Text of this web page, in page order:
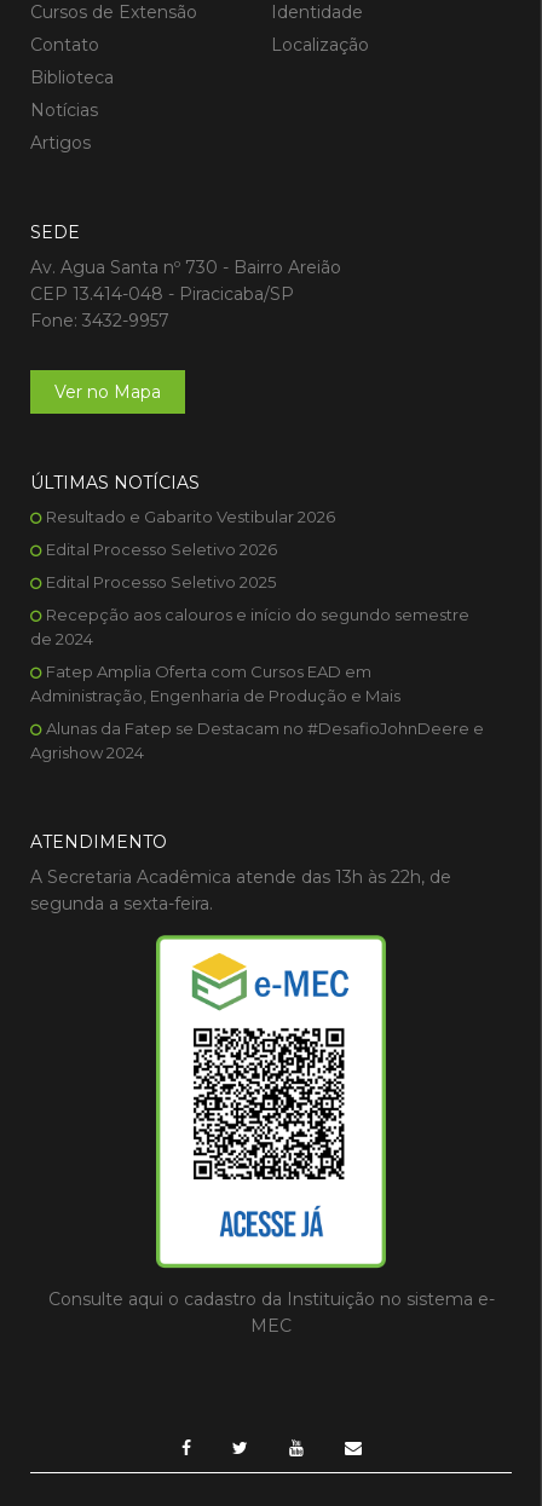
Cursos de Extensão
Contato
Biblioteca
Notícias
Artigos
Identidade
Localização
SEDE
Av. Agua Santa nº 730 - Bairro Areião
CEP 13.414-048 - Piracicaba/SP
Fone: 3432-9957
Ver no Mapa
ÚLTIMAS NOTÍCIAS
Resultado e Gabarito Vestibular 2026
Edital Processo Seletivo 2026
Edital Processo Seletivo 2025
Recepção aos calouros e início do segundo semestre
de 2024
Fatep Amplia Oferta com Cursos EAD em
Administração, Engenharia de Produção e Mais
Alunas da Fatep se Destacam no #DesafioJohnDeere e
Agrishow 2024
ATENDIMENTO
A Secretaria Acadêmica atende das 13h às 22h, de
segunda a sexta-feira.
Consulte aqui o cadastro da Instituição no sistema e-
MEC